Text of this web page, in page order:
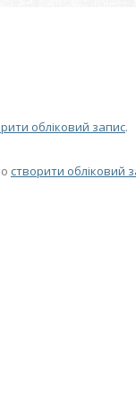
обліковий запис.
створити обліковий